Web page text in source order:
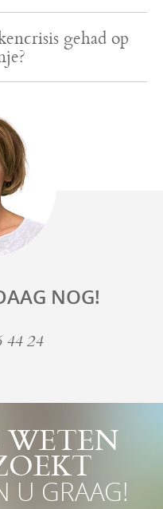
gehad op
NOG!
44 24
U GRAAG!